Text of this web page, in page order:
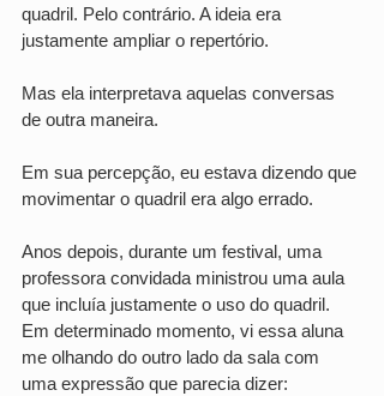
quadril. Pelo contrário. A ideia era
justamente ampliar o repertório.
Mas ela interpretava aquelas conversas
de outra maneira.
Em sua percepção, eu estava dizendo que
movimentar o quadril era algo errado.
Anos depois, durante um festival, uma
professora convidada ministrou uma aula
que incluía justamente o uso do quadril.
Em determinado momento, vi essa aluna
me olhando do outro lado da sala com
uma expressão que parecia dizer: